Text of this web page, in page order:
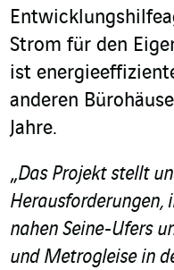
Strom für den
ist
anderen
Jahre.
„Das Projekt stellt
Herausforderungen,
nahen Seine-Ufers
und Metrogleise in